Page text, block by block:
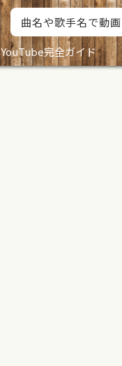
YouTube完全ガイド